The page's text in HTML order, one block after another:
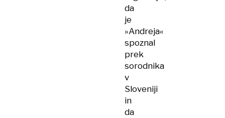
da
je
»Andreja«
spoznal
prek
sorodnika
v
Sloveniji
in
da